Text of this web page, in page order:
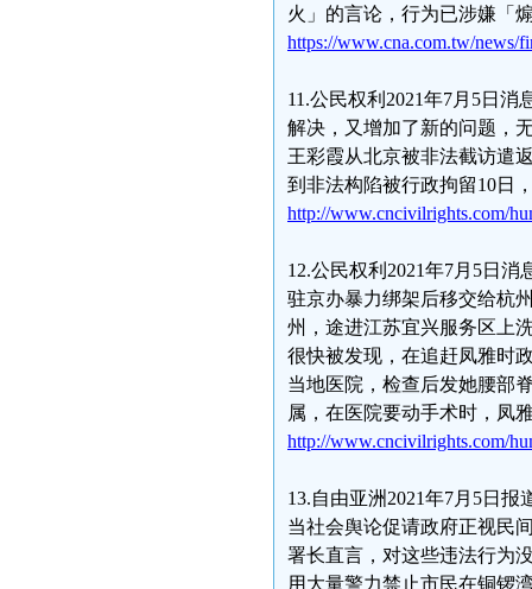
火」的言论，行为已涉嫌「
https://www.cna.com.tw/news/
11.公民权利2021年7月5日
解决，又增加了新的问题，
王彩霞从北京被非法截访遣
到非法构陷被行政拘留10日
http://www.cncivilrights.com/
12.公民权利2021年7月5日
驻京办暴力绑架后移交给杭
州，途进江苏宜兴服务区上
很快被发现，在追赶凤雅时
当地医院，检查后发她腰部
属，在医院要动手术时，凤
http://www.cncivilrights.com/
13.自由亚洲2021年7月5日
当社会舆论促请政府正视民
署长直言，对这些违法行为
用大量警力禁止市民在铜锣